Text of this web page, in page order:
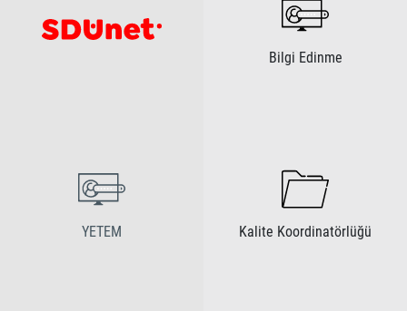
Bilgi Edinme
YETEM Kalite Koordinatörlüğü